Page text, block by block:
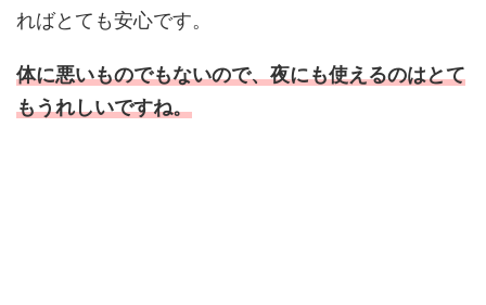
ればとても安心です。
体に悪いものでもないので、夜にも使えるのはとて
もうれしいですね。